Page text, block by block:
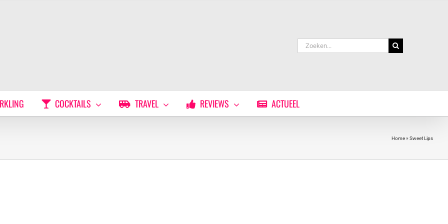
Zoeken
naar:
COCKTAILS TRAVEL REVIEWS ACTUEEL
Home» Sweet Lips